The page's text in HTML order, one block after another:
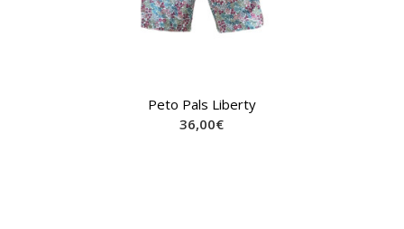
Peto Pals Liberty
36,00€